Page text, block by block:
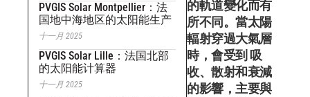
PVGIS Solar Montpellier：法
国地中海地区的太阳能生产
十一月 2025
PVGIS Solar Lille：法国北部
的太阳能计算器
十一月 2025
的軌道變化而有
所不同。當太陽
輻射穿過大氣層
時，會受到 吸
收、散射和衰減
的影響，主要與